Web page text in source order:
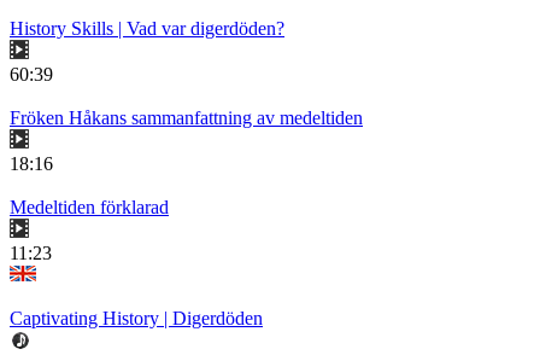
History Skills | Vad var digerdöden?
60:39
Fröken Håkans sammanfattning av medeltiden
18:16
Medeltiden förklarad
11:23
Captivating History | Digerdöden